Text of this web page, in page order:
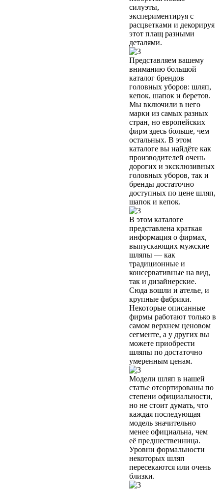
силуэты,
экспериментируя с
расцветками и декорируя
этот плащ разными
деталями.
Представляем вашему
вниманию большой
каталог брендов
головных уборов: шляп,
кепок, шапок и беретов.
Мы включили в него
марки из самых разных
стран, но европейских
фирм здесь больше, чем
остальных. В этом
каталоге вы найдёте как
производителей очень
дорогих и эксклюзивных
головных уборов, так и
бренды достаточно
доступных по цене шляп,
шапок и кепок.
В этом каталоге
представлена краткая
информация о фирмах,
выпускающих мужские
шляпы — как
традиционные и
консервативные на вид,
так и дизайнерские.
Сюда вошли и ателье, и
крупные фабрики.
Некоторые описанные
фирмы работают только в
самом верхнем ценовом
сегменте, а у других вы
можете приобрести
шляпы по достаточно
умеренным ценам.
Модели шляп в нашей
статье отсортированы по
степени официальности,
но не стоит думать, что
каждая последующая
модель значительно
менее официальна, чем
её предшественница.
Уровни формальности
некоторых шляп
пересекаются или очень
близки.